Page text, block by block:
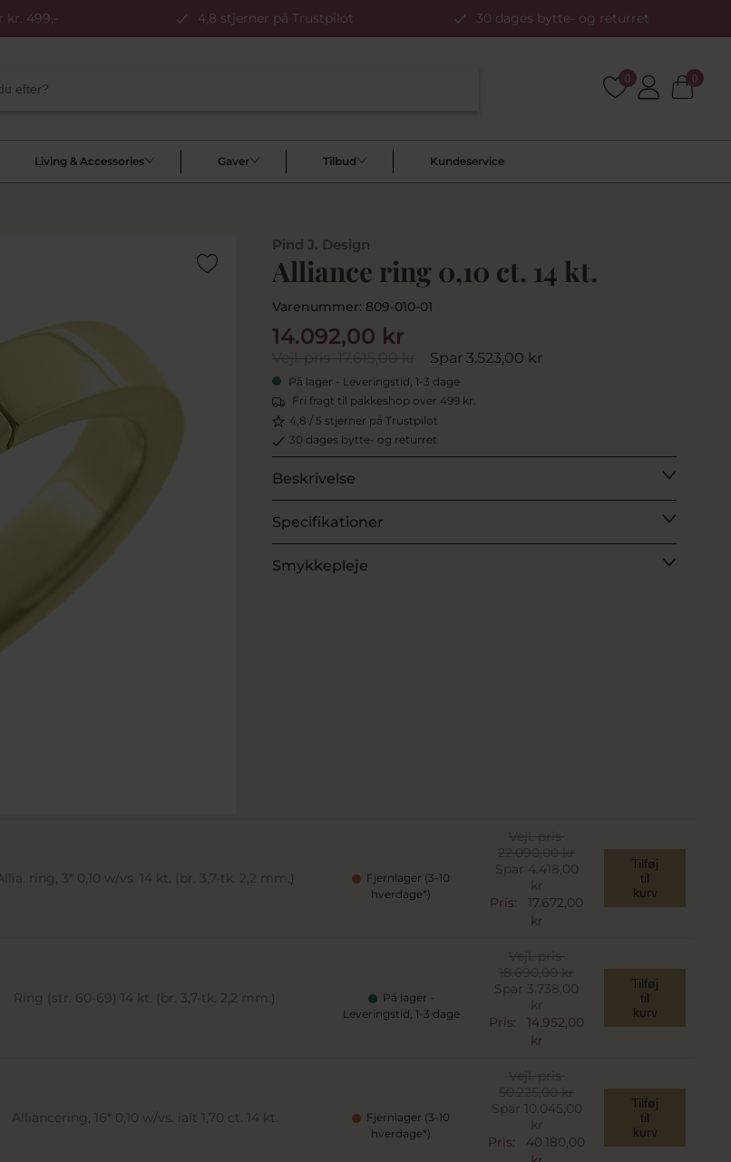
kr. 499,- 4,8 stjerner på Trustpilot 30 dages bytte- og returret
0 0
Living & Accessories Gaver Tilbud Kundeservice
Pind J. Design
Alliance ring 0,10 ct. 14 kt.
Varenummer: 809-010-01
Vejl. pris17.615,00 kr Spar 3.523,00 kr
14.092,00 kr
På lager - Leveringstid, 1-3 dage
Fri fragt til pakkeshop over 499 kr.
4,8 / 5 stjerner på Trustpilot
30 dages bytte- og returret
Beskrivelse
Specifikationer
Smykkepleje
ring, 3* 0,10 w/vs. 14 kt. (br. 3,7-tk. 2,2 mm.)
Fjernlager (3-10
hverdage*)
Vejl. pris
22.090,00 kr
Spar 4.418,00
kr
Pris:
17.672,00
kr
Tilføj
til
kurv
Ring (str. 60-69) 14 kt. (br. 3,7-tk. 2,2 mm.)
På lager -
Leveringstid, 1-3 dage
Vejl. pris
18.690,00 kr
Spar 3.738,00
kr
Pris:
14.952,00
kr
Tilføj
til
kurv
Alliancering, 16* 0,10 w/vs. ialt 1,70 ct. 14 kt.
Fjernlager (3-10
hverdage*)
Vejl. pris
50.225,00 kr
Spar 10.045,00
kr
Pris:
40.180,00
Tilføj
til
kurv